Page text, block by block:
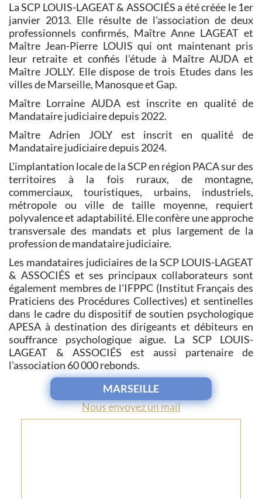
La SCP LOUIS-LAGEAT & ASSOCIÉS a été créée le 1er
janvier 2013. Elle résulte de l'association de deux
professionnels confirmés, Maître Anne LAGEAT et
Maître Jean-Pierre LOUIS qui ont maintenant pris
leur retraite et confiés l'étude à Maître AUDA et
Maître JOLLY. Elle dispose de trois Etudes dans les
villes de Marseille, Manosque et Gap.
Maître Lorraine AUDA est inscrite en qualité de
Mandataire judiciaire depuis 2022.
Maître Adrien JOLY est inscrit en qualité de
Mandataire judiciaire depuis 2024.
L'implantation locale de la SCP en région PACA sur des
territoires à la fois ruraux, de montagne,
commerciaux, touristiques, urbains, industriels,
métropole ou ville de taille moyenne, requiert
polyvalence et adaptabilité. Elle confère une approche
transversale des mandats et plus largement de la
profession de mandataire judiciaire.
Les mandataires judiciaires de la SCP LOUIS-LAGEAT
& ASSOCIÉS et ses principaux collaborateurs sont
également membres de l'IFPPC (Institut Français des
Praticiens des Procédures Collectives) et sentinelles
dans le cadre du dispositif de soutien psychologique
APESA à destination des dirigeants et débiteurs en
souffrance psychologique aigue. La SCP LOUIS-
LAGEAT & ASSOCIÉS est aussi partenaire de
l'association 60 000 rebonds.
MARSEILLE
Nous envoyez un mail